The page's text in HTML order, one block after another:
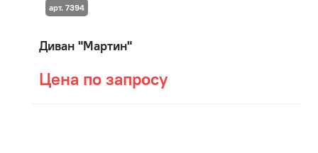
Диван "Мартин"
Цена по запросу
арт. 7394